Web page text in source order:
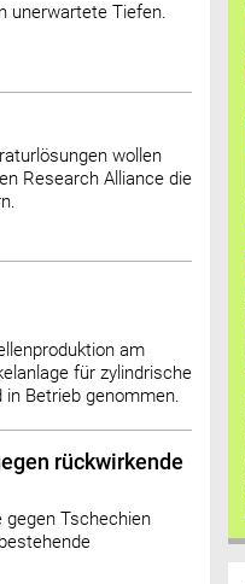
unerwartete Tiefen.
wollen
Research Alliance die
am
für zylindrische
Betrieb genommen.
rückwirkende
gegen Tschechien